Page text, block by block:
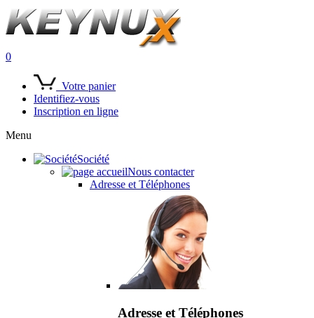
0
Votre panier
Identifiez-vous
Inscription en ligne
Menu
Société
Nous contacter
Adresse et Téléphones
Adresse et Téléphones